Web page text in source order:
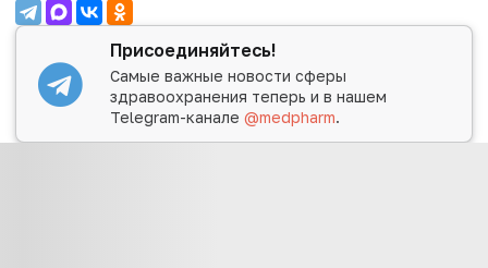
Присоединяйтесь!
Самые важные новости сферы
здравоохранения теперь и в нашем
Telegram-канале@medpharm.